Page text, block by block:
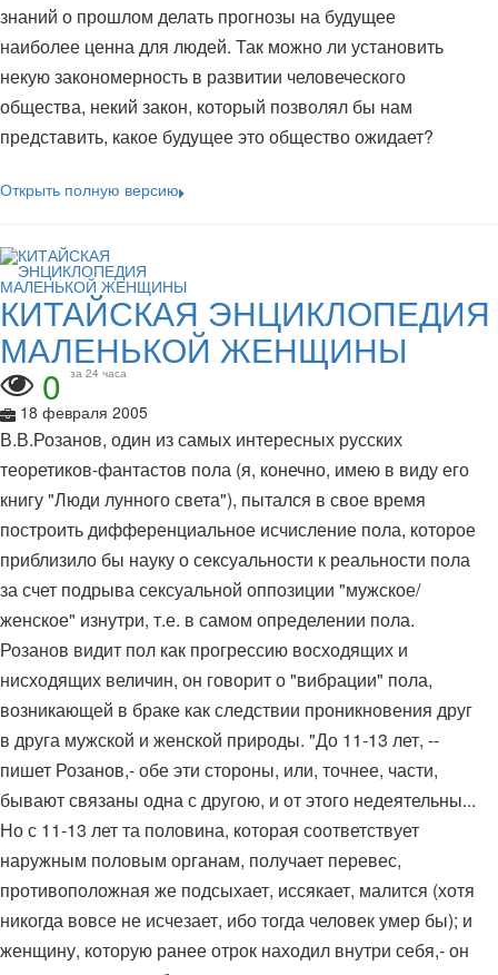
знаний о прошлом делать прогнозы на будущее
наиболее ценна для людей. Так можно ли установить
некую закономерность в развитии человеческого
общества, некий закон, который позволял бы нам
представить, какое будущее это общество ожидает?
Открыть полную версию
КИТАЙСКАЯ ЭНЦИКЛОПЕДИЯ
МАЛЕНЬКОЙ ЖЕНЩИНЫ
0 за 24 часа
18 февраля 2005
В.В.Розанов, один из самых интересных русских
теоретиков-фантастов пола (я, конечно, имею в виду его
книгу "Люди лунного света"), пытался в свое время
построить дифференциальное исчисление пола, которое
приблизило бы науку о сексуальности к реальности пола
за счет подрыва сексуальной оппозиции "мужское/
женское" изнутри, т.е. в самом определении пола.
Розанов видит пол как прогрессию восходящих и
нисходящих величин, он говорит о "вибрации" пола,
возникающей в браке как следствии проникновения друг
в друга мужской и женской природы. "До 11-13 лет, --
пишет Розанов,- обе эти стороны, или, точнее, части,
бывают связаны одна с другою, и от этого недеятельны...
Но с 11-13 лет та половина, которая соответствует
наружным половым органам, получает перевес,
противоположная же подсыхает, иссякает, малится (хотя
никогда вовсе не исчезает, ибо тогда человек умер бы); и
женщину, которую ранее отрок находил внутри себя,- он